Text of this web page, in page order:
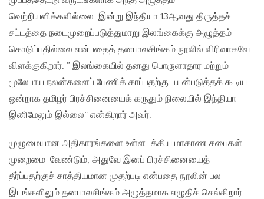
வெற்றியளிக்கவில்லை. இன்று இந்தியா 13ஆவது திருத்தச்
சட்டத்தை நடைமுறைப்படுத்துமாறு இலங்கைக்கு அழுத்தம்
கொடுப்பதில்லை என்பதைத் தனபாலசிங்கம் நூலில் விரிவாகவே
விளக்குகிறார். ” இலங்கையில் தனது பொருளாதார மற்றும்
மூலேபாய நலன்களைப் பேணிக் காப்பதற்கு பயன்படுத்தக் கூடிய
ஒன்றாக தமிழர் பிரச்சினையைக் கருதும் நிலையில் இந்தியா
இனிமேலும் இல்லை” என்கிறார் அவர்.
முழுமையான அதிகாரங்களை உள்ளடக்கிய மாகாண சபைகள்
முறைமை வேண்டும், அதுவே இனப் பிரச்சினையைத்
தீர்ப்பதற்குச் சாத்தியமான முதற்படி என்பதை நூலின் பல
இடங்களிலும் தனபாலசிங்கம் அழுத்தமாக எழுதிச் செல்கிறார்.